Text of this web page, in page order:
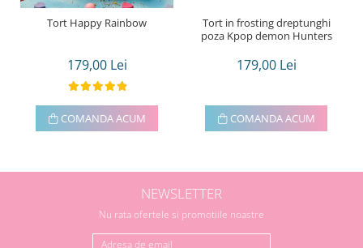
Tort Happy Rainbow
179,00 Lei
COMANDA ACUM
Tort in frosting dreptunghi
poza Kpop demon Hunters
179,00 Lei
COMANDA ACUM
NEWSLETTER
Nu rata ofertele si promotiile noastre